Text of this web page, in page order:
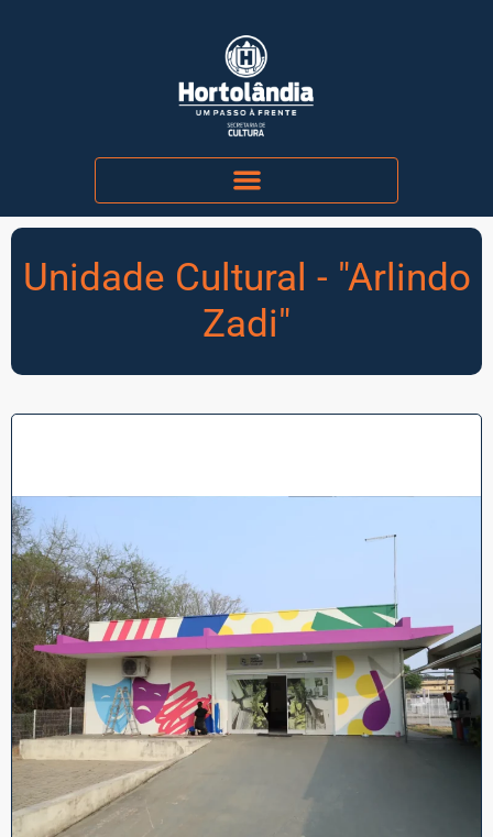
Unidade Cultural - "Arlindo
Zadi"